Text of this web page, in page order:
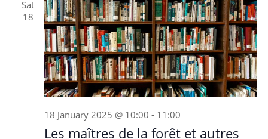
Sat
18
18 January 2025 @ 10:00 - 11:00
Les maîtres de la forêt et autres